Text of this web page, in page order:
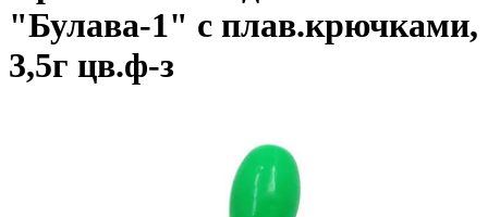
"Булава-1" с плав.крючками,
3,5г цв.ф-з